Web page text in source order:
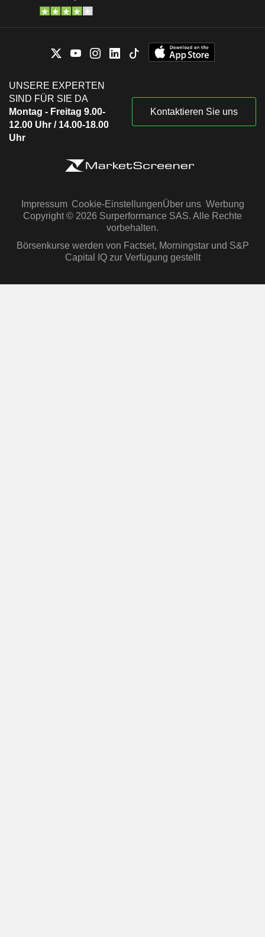
UNSERE EXPERTEN
SIND FÜR SIE DA
Montag - Freitag 9.00-
12.00 Uhr / 14.00-18.00
Uhr
Kontaktieren Sie uns
Impressum Cookie-EinstellungenÜber uns Werbung
Copyright © 2026 Surperformance SAS. Alle Rechte
vorbehalten.
Börsenkurse werden von Factset, Morningstar und S&P
Capital IQ zur Verfügung gestellt